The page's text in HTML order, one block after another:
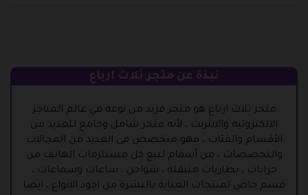
نبذة عن متجر ثلاث ارباع
متجر ثلاث ارباع هو متجر فريد من نوعه في عالم المتاجر
الالكترونية والانترنت ، لأنه متجر شامل وجامع للعديد من
الأقسام والفئات ، فهو متخصص في العديد من المجالات
والتخصصات ، من أسقام لبيع كل مستلزمات الهاتف من
جرابات ، بطاريات متنقلة ، شواحن ، ساعات وسماعات ،
قسم خاص لمنتجات العناية بالبشرة من اجود الانواع ، ايضا